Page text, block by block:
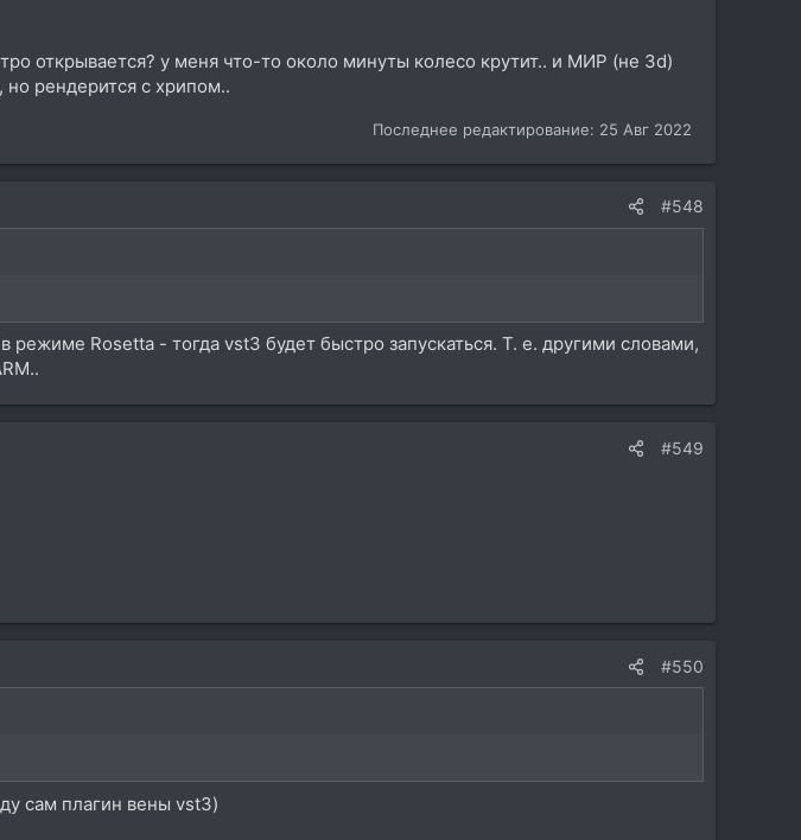
открывается? у меня что-то около минуты колесо крутит.. и МИР (не 3d)
но рендерится с хрипом..
Последнее редактирование: 25 Авг 2022
#548
режиме Rosetta - тогда vst3 будет быстро запускаться. Т. е. другими словами,
#549
#550
сам плагин вены vst3)